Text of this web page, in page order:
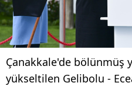
Çanakkale'de bölünmüş
yükseltilen Gelibolu -